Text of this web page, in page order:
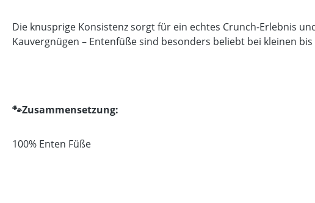
Die knusprige Konsistenz sorgt für ein echtes Crunch-Erlebnis
Kauvergnügen – Entenfüße sind besonders beliebt bei kleinen
🐾Zusammensetzung:
100% Enten Füße